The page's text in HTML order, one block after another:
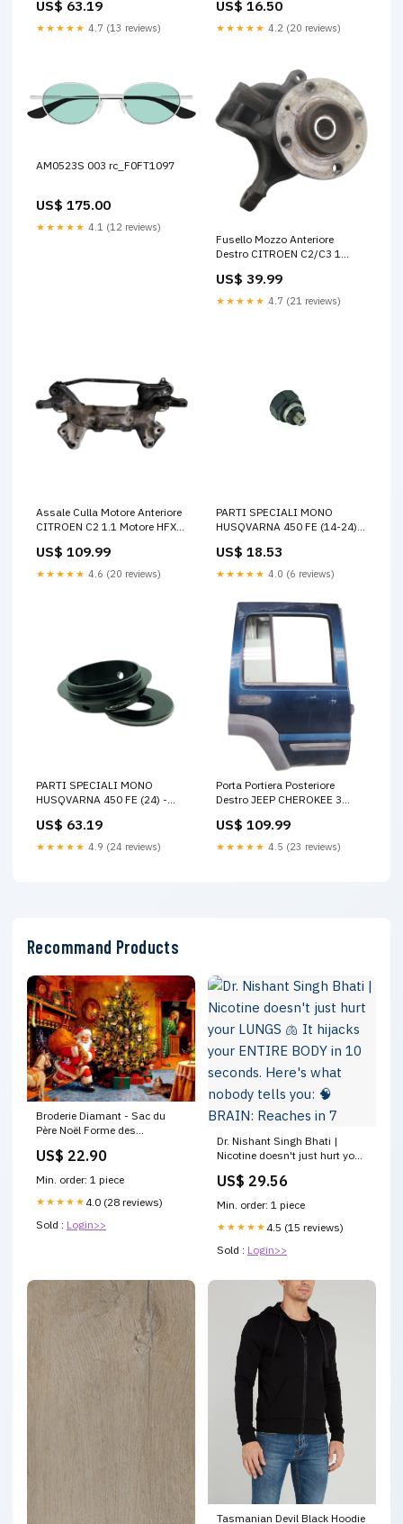
505-2002-esi3550690
US$ 63.19
★★★★★ 4.7 (13 reviews)
US$ 16.50
★★★★★ 4.2 (20 reviews)
AM0523S 003 rc_F0FT1097
US$ 175.00
★★★★★ 4.1 (12 reviews)
Fusello Mozzo Anteriore
Destro CITROEN C2/C3 1
US$ 39.99
★★★★★ 4.7 (21 reviews)
Assale Culla Motore Anteriore
CITROEN C2 1.1 Motore HFX
US$ 109.99
★★★★★ 4.6 (20 reviews)
PARTI SPECIALI MONO
HUSQVARNA 450 FE (14-24) -
350-2024-esi1202311
US$ 18.53
★★★★★ 4.0 (6 reviews)
PARTI SPECIALI MONO
HUSQVARNA 450 FE (24) -
ktm-sx-f-450-2002-
esi4560909
US$ 63.19
★★★★★ 4.9 (24 reviews)
Porta Portiera Posteriore
Destro JEEP CHEROKEE 3
US$ 109.99
★★★★★ 4.5 (23 reviews)
Recommand Products
Broderie Diamant - Sac du
Père Noël Forme des
US$ 22.90
Min. order: 1 piece
★★★★★ 4.0 (28 reviews)
Sold : Login>>
Dr. Nishant Singh Bhati |
Nicotine doesn't just hurt your
ENTIRE BODY in 10 seconds.
🧠 BRAIN: Reaches in 7
US$ 29.56
Min. order: 1 piece
★★★★★ 4.5 (15 reviews)
Sold : Login>>
Tasmanian Devil Black Hoodie